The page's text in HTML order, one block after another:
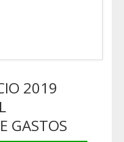
2019
GASTOS